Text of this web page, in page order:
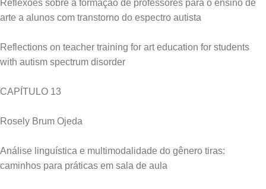
Reflexões sobre a formação de professores para o ensino de
arte a alunos com transtorno do espectro autista
Reflections on teacher training for art education for students
with autism spectrum disorder
CAPÍTULO 13
Rosely Brum Ojeda
Análise linguística e multimodalidade do gênero tiras:
caminhos para práticas em sala de aula